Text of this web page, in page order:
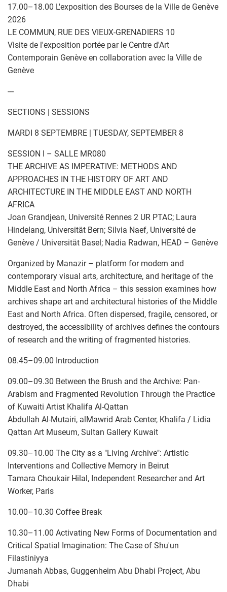
17.00–18.00 L'exposition des Bourses de la Ville de Genève
2026
LE COMMUN, RUE DES VIEUX-GRENADIERS 10
Visite de l'exposition portée par le Centre d'Art
Contemporain Genève en collaboration avec la Ville de
Genève
---
SECTIONS | SESSIONS
MARDI 8 SEPTEMBRE | TUESDAY, SEPTEMBER 8
SESSION I – SALLE MR080
THE ARCHIVE AS IMPERATIVE: METHODS AND
APPROACHES IN THE HISTORY OF ART AND
ARCHITECTURE IN THE MIDDLE EAST AND NORTH
AFRICA
Joan Grandjean, Université Rennes 2 UR PTAC; Laura
Hindelang, Universität Bern; Silvia Naef, Université de
Genève / Universität Basel; Nadia Radwan, HEAD – Genève
Organized by Manazir – platform for modern and
contemporary visual arts, architecture, and heritage of the
Middle East and North Africa – this session examines how
archives shape art and architectural histories of the Middle
East and North Africa. Often dispersed, fragile, censored, or
destroyed, the accessibility of archives defines the contours
of research and the writing of fragmented histories.
08.45–09.00 Introduction
09.00–09.30 Between the Brush and the Archive: Pan-
Arabism and Fragmented Revolution Through the Practice
of Kuwaiti Artist Khalifa Al-Qattan
Abdullah Al-Mutairi, alMawrid Arab Center, Khalifa / Lidia
Qattan Art Museum, Sultan Gallery Kuwait
09.30–10.00 The City as a "Living Archive": Artistic
Interventions and Collective Memory in Beirut
Tamara Choukair Hilal, Independent Researcher and Art
Worker, Paris
10.00–10.30 Coffee Break
10.30–11.00 Activating New Forms of Documentation and
Critical Spatial Imagination: The Case of Shu'un
Filastiniyya
Jumanah Abbas, Guggenheim Abu Dhabi Project, Abu
Dhabi